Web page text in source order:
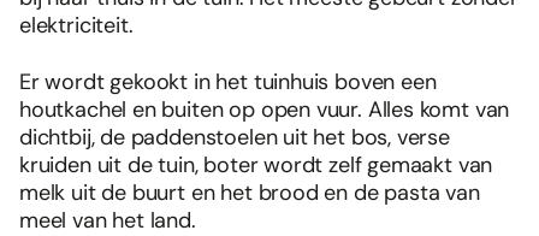
elektriciteit.
Er wordt gekookt in het tuinhuis boven een
houtkachel en buiten op open vuur. Alles komt van
dichtbij, de paddenstoelen uit het bos, verse
kruiden uit de tuin, boter wordt zelf gemaakt van
melk uit de buurt en het brood en de pasta van
meel van het land.